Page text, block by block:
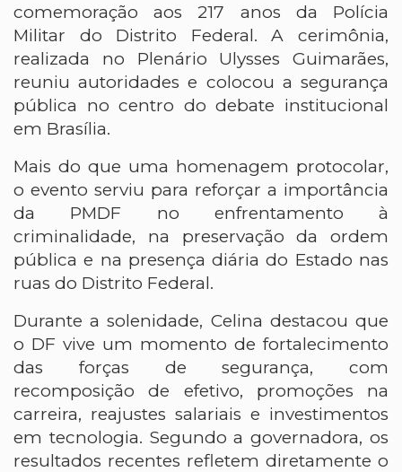
comemoração aos 217 anos da Polícia
Militar do Distrito Federal. A cerimônia,
realizada no Plenário Ulysses Guimarães,
reuniu autoridades e colocou a segurança
pública no centro do debate institucional
em Brasília.
Mais do que uma homenagem protocolar,
o evento serviu para reforçar a importância
da PMDF no enfrentamento à
criminalidade, na preservação da ordem
pública e na presença diária do Estado nas
ruas do Distrito Federal.
Durante a solenidade, Celina destacou que
o DF vive um momento de fortalecimento
das forças de segurança, com
recomposição de efetivo, promoções na
carreira, reajustes salariais e investimentos
em tecnologia. Segundo a governadora, os
resultados recentes refletem diretamente o